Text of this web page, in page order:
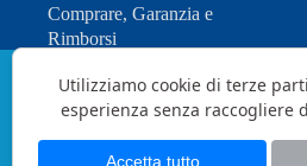
Comprare, Garanzia e
Rimborsi
Copyright © 2026
Utilizziamo cookie di terze
esperienza senza raccogliere
Accetta tutto